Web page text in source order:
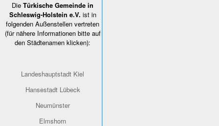
Die Türkische Gemeinde in
Schleswig-Holstein e.V. ist in
folgenden Außenstellen vertreten
(für nähere Informationen bitte auf
den Städtenamen klicken):
Landeshauptstadt Kiel
Hansestadt Lübeck
Neumünster
Elmshorn